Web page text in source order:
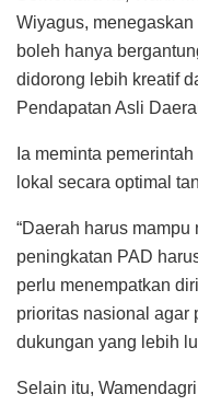
Wiyagus,
boleh hanya
didorong lebih kreatif
Pendapatan Asli
Ia meminta
lokal secara optimal
“Daerah harus
peningkatan PAD
perlu menempatkan
prioritas nasional agar
dukungan yang lebih
Selain itu,